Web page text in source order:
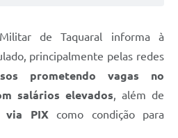
de Taquaral informa à
principalmente pelas redes
prometendo vagas no
salários elevados, além de
via PIXcomo condição para